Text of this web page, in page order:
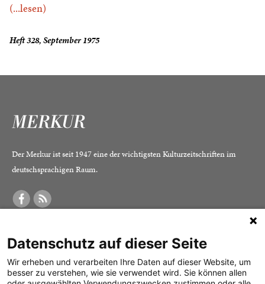
(...lesen)
Heft 328, September 1975
Der Merkur ist seit 1947 eine der wichtigsten Kulturzeitschriften im
deutschsprachigen Raum.
Was ist der Merkur?
Herausgeber /
Redaktion
Alle Abos im Überblick
Print-Abo
Digital-Abo
Impressum
Datenschutz
Mediadaten
Datenschutz auf dieser Seite
Wir erheben und verarbeiten Ihre Daten auf dieser Website, um
besser zu verstehen, wie sie verwendet wird. Sie können allen